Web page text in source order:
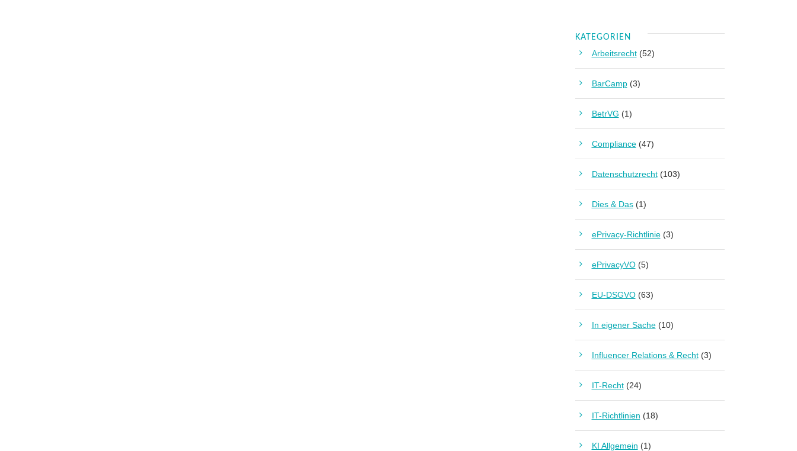
KATEGORIEN
Arbeitsrecht(52)
BarCamp(3)
BetrVG (1)
Compliance(47)
Datenschutzrecht(103)
Dies & Das(1)
ePrivacy-Richtlinie(3)
ePrivacyVO(5)
EU-DSGVO(63)
In eigener Sache(10)
Influencer Relations & Recht(3)
IT-Recht(24)
IT-Richtlinien (18)
KI Allgemein (1)